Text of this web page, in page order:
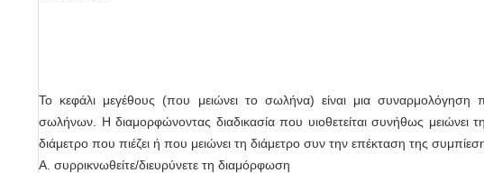
Το κεφάλι μεγέθους (που μειώνει το σωλήνα) είναι μια συναρμολόγηση
σωλήνων. Η διαμορφώνοντας διαδικασία που υιοθετείται συνήθως μειώνει
διάμετρο που πιέζει ή που μειώνει τη διάμετρο συν την επέκταση της
Α. συρρικνωθείτε/διευρύνετε τη διαμόρφωση